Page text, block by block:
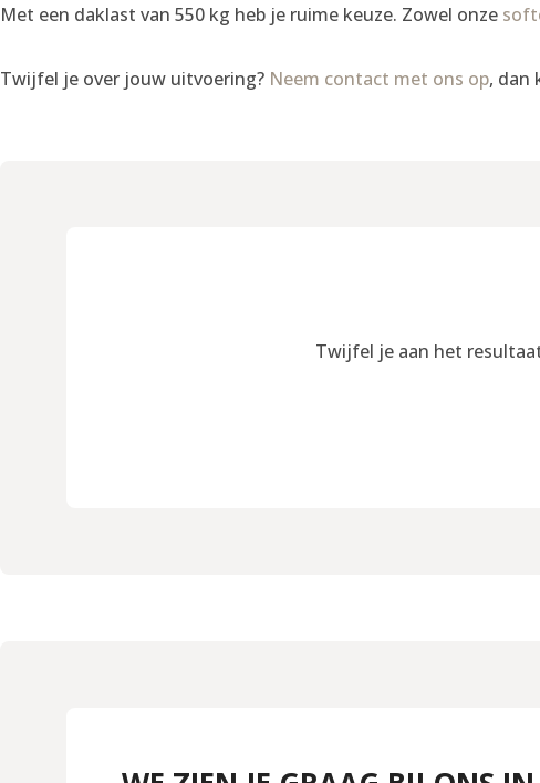
Met een daklast van 550 kg heb je ruime keuze. Zowel onze
Twijfel je over jouw uitvoering? Neem contact met ons op, dan
Twijfel je aan het